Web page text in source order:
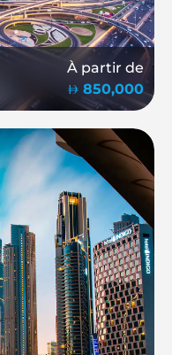
À partir de
850,000